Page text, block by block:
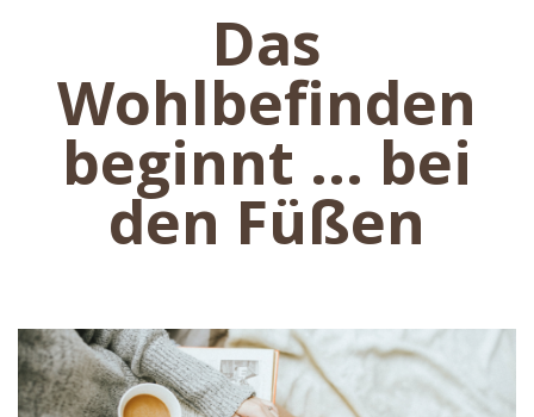
Das
Wohlbefinden
beginnt ... bei
den Füßen